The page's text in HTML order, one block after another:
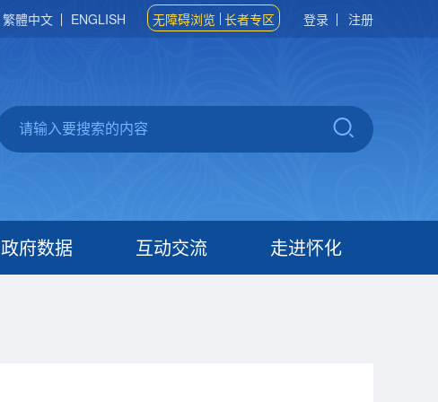
繁體中文 ENGLISH 无障碍浏览 长者专区 登录 注册
政府数据 互动交流 走进怀化